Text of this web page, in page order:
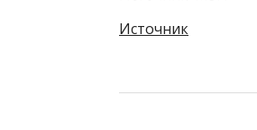
Источник